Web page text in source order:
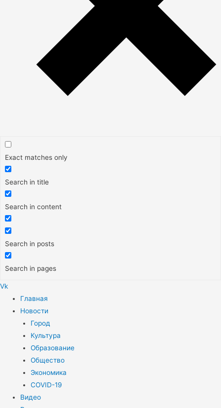
Exact matches only
Search in title
Search in content
Search in posts
Search in pages
Vk
Меню
Главная
Новости
Город
Культура
Образование
Общество
Экономика
COVID-19
Видео